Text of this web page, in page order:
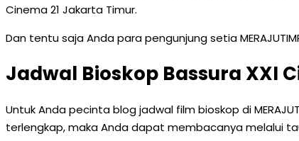
Cinema 21 Jakarta Timur.
Dan tentu saja Anda para pengunjung setia
Jadwal Bioskop Bassura XXI
Untuk Anda pecinta blog jadwal film bioskop di
terlengkap, maka Anda dapat membacanya melalui